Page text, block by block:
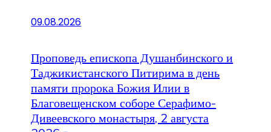
09.08.2026
Проповедь епископа Душанбинского и
Таджикистанского Питирима в день
памяти пророка Божия Илии в
Благовещенском соборе Серафимо-
Дивеевского монастыря, 2 августа